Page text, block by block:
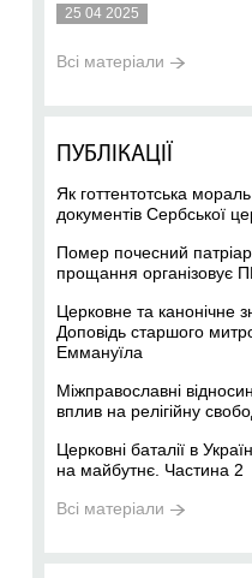
25 04 2025
Всі матеріали
ПУБЛІКАЦІЇ
Як готтентотська
документів Сербської
Помер почесний
прощання організовує
Церковне та канонічне
Доповідь старшого
Еммануїла
Міжправославні
вплив на релігійну
Церковні баталії в
на майбутнє. Частина 2
Всі матеріали